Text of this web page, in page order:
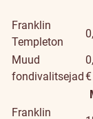
Franklin
Templeton
Muud
fondivalitsejad€
Franklin